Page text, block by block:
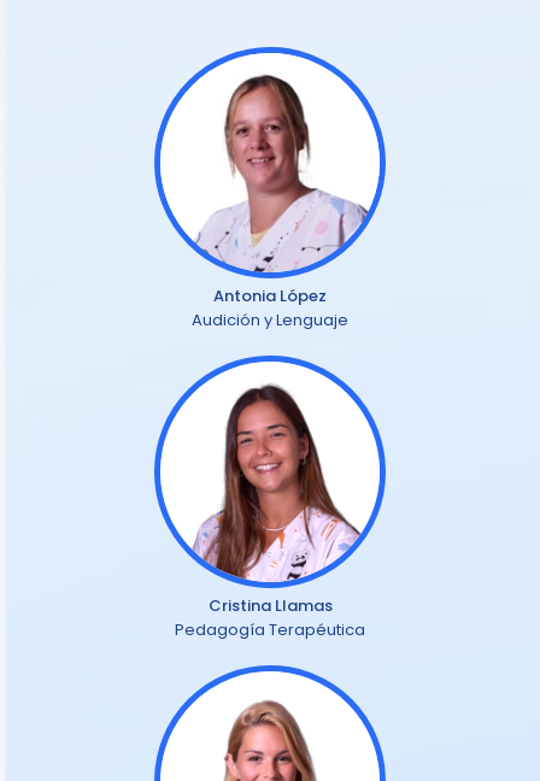
Antonia López
Audición y Lenguaje
Cristina Llamas
Pedagogía Terapéutica